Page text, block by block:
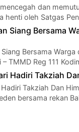
dan
henti oleh Satgas
Siang Bersama
Bersama Warga
– TMMD Reg 111
Hadiri Takziah
Takziah Dan
bersama rekan